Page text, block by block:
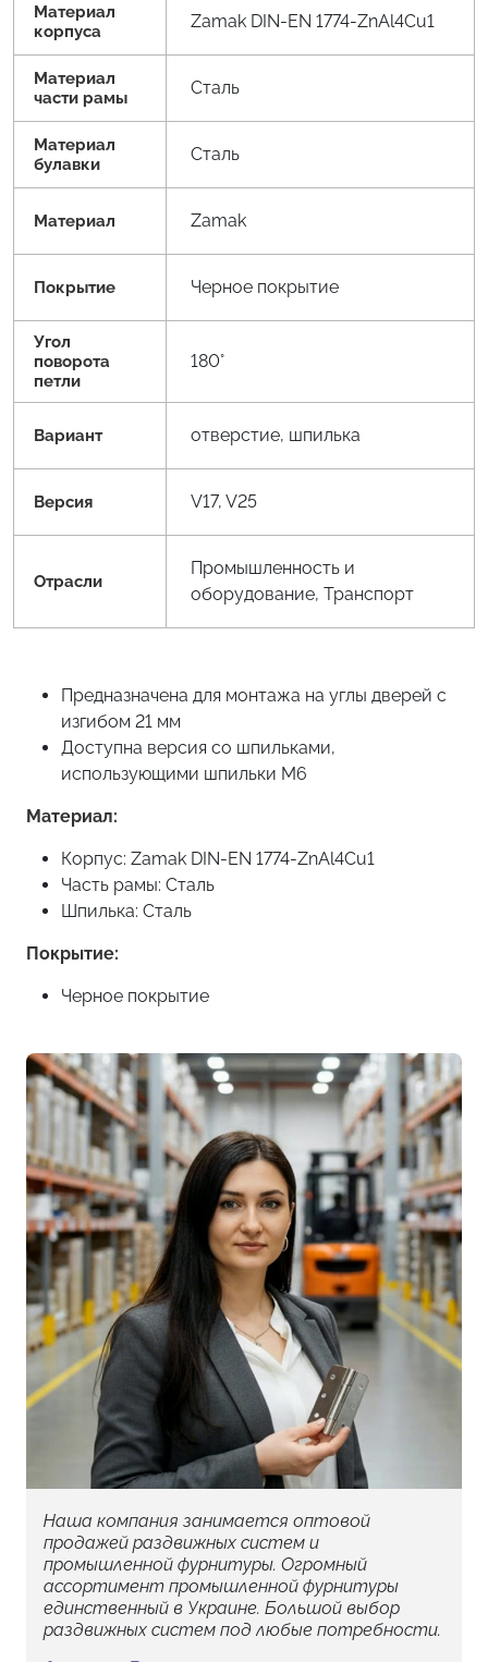
Материал
корпуса
Zamak DIN-EN 1774-ZnAl4Cu1
Материал
части рамы
Сталь
Материал
булавки
Сталь
Материал Zamak
Покрытие Черное покрытие
Угол
поворота
петли
180°
Вариант отверстие, шпилька
Версия V17, V25
Отрасли
Промышленность и
оборудование, Транспорт
Предназначена для монтажа на углы дверей с
изгибом 21 мм
Доступна версия со шпильками,
использующими шпильки M6
Материал:
Корпус: Zamak DIN-EN 1774-ZnAl4Cu1
Часть рамы: Сталь
Шпилька: Сталь
Покрытие:
Черное покрытие
Наша компания занимается оптовой
продажей раздвижных систем и
промышленной фурнитуры. Огромный
ассортимент промышленной фурнитуры
единственный в Украине. Большой выбор
раздвижных систем под любые потребности.